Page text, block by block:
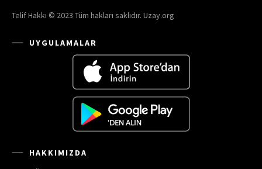
Telif Hakkı © 2023 Tüm hakları saklıdır. Uzay.org
UYGULAMALAR
HAKKIMIZDA